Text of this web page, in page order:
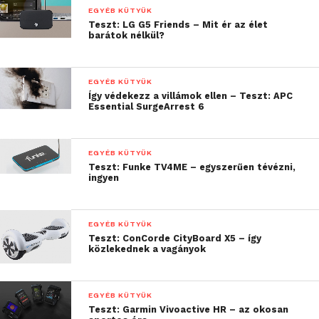
Megemlíteném még a címkeválasztó panelt is, itt
különféle címketípusok közül választhatunk, többek
anyagok rendszerzéshez találunk megfelelő méretű
és formájú mintákat.
nézd meg ezt a videót:
Videólejátszó
00:53
EGYÉB KÜTYÜK
Teszt: LG G5 Friends – Mit ér az élet
barátok nélkül?
EGYÉB KÜTYÜK
Így védekezz a villámok ellen – Teszt: APC
Essential SurgeArrest 6
EGYÉB KÜTYÜK
Teszt: Funke TV4ME – egyszerűen tévézni,
ingyen
EGYÉB KÜTYÜK
Teszt: ConCorde CityBoard X5 – így
közlekednek a vagányok
EGYÉB KÜTYÜK
Teszt: Garmin Vivoactive HR – az okosan